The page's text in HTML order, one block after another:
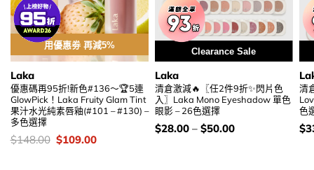
用優惠劵 再減5%
Laka
優惠碼再95折!新色#136～🏆5連
GlowPick！Laka Fruity Glam Tint
果汁水光純素唇釉(#101 – #130) –
多色選擇
價
$148.00 Original
$109.00Current
Clearance Sale
Laka
清倉激減🔥〖任2件9折✨閃片色
入〗Laka Mono Eyeshadow 單色
眼影 – 26色選擇
價
$28.00– $50.00
清
色
價
$